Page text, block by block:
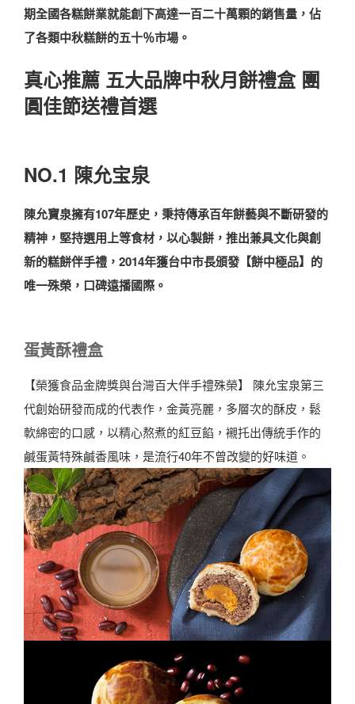
期全國各糕餅業就能創下高達一百二十萬顆的銷售量，佔
了各類中秋糕餅的五十％市場。
真心推薦 五大品牌中秋月餅禮盒 團
圓佳節送禮首選
NO.1 陳允宝泉
陳允寶泉擁有107年歷史，秉持傳承百年餅藝與不斷研發的
精神，堅持選用上等食材，以心製餅，推出兼具文化與創
新的糕餅伴手禮，2014年獲台中市長頒發【餅中極品】的
唯一殊榮，口碑遠播國際。
蛋黃酥禮盒
【榮獲食品金牌獎與台灣百大伴手禮殊榮】 陳允宝泉第三
代創始研發而成的代表作，金黃亮麗，多層次的酥皮，鬆
軟綿密的口感，以精心熬煮的紅豆餡，襯托出傳統手作的
鹹蛋黃特殊鹹香風味，是流行40年不曾改變的好味道。